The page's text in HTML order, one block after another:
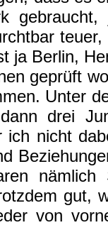
ja Berlin,
geprüft
Unter
drei
ich nicht
nämlich
gut,
von